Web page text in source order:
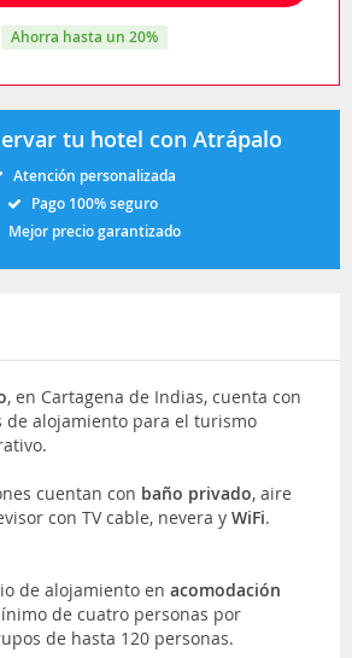
ahorra hasta un 20%
tu hotel con Atrápalo
Atención personalizada
Pago 100% seguro
Mejor precio garantizado
, en Cartagena de Indias, cuenta con
de alojamiento para el turismo
cuentan con baño privado, aire
con TV cable, nevera y WiFi.
de alojamiento en acomodación
de cuatro personas por
de hasta 120 personas.